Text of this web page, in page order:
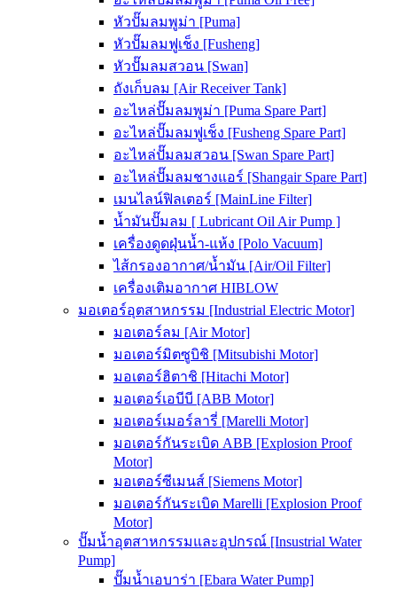
หัวปั๊มลมพูม่า [Puma]
หัวปั๊มลมฟูเช็ง [Fusheng]
หัวปั๊มลมสวอน [Swan]
ถังเก็บลม [Air Receiver Tank]
อะไหล่ปั๊มลมพูม่า [Puma Spare Part]
อะไหล่ปั๊มลมฟูเช็ง [Fusheng Spare Part]
อะไหล่ปั๊มลมสวอน [Swan Spare Part]
อะไหล่ปั๊มลมชางแอร์ [Shangair Spare Part]
เมนไลน์ฟิลเตอร์ [MainLine Filter]
น้ำมันปั๊มลม [ Lubricant Oil Air Pump ]
เครื่องดูดฝุ่นน้ำ-แห้ง [Polo Vacuum]
ไส้กรองอากาศ/น้ำมัน [Air/Oil Filter]
เครื่องเติมอากาศ HIBLOW
มอเตอร์อุตสาหกรรม [Industrial Electric Motor]
มอเตอร์ลม [Air Motor]
มอเตอร์มิตซูบิชิ [Mitsubishi Motor]
มอเตอร์ฮิตาชิ [Hitachi Motor]
มอเตอร์เอบีบี [ABB Motor]
มอเตอร์เมอร์ลารี่ [Marelli Motor]
มอเตอร์กันระเบิด ABB [Explosion Proof
Motor]
มอเตอร์ซีเมนส์ [Siemens Motor]
มอเตอร์กันระเบิด Marelli [Explosion Proof
Motor]
ปั๊มน้ำอุตสาหกรรมและอุปกรณ์ [Insustrial Water
Pump]
ปั๊มน้ำเอบาร่า [Ebara Water Pump]